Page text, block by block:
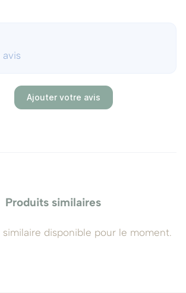
à équilibrer la silhouette et à
des sujets en pot, de préférence
la mise à fruit. Surveillez
qui se dessèche compromet
se cultive en pot sur une
du littoral méditerranéen. Il
Ajouter votre avis
Produits similaires
disponible pour le moment.